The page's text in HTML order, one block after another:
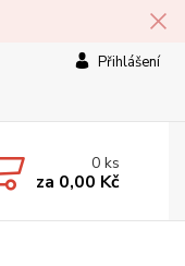
Přihlášení
0 ks
za 0,00 Kč